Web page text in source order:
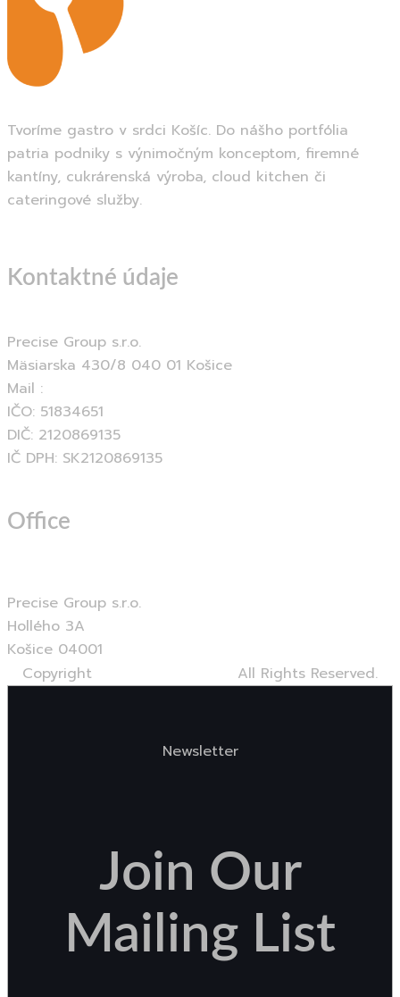
Tvoríme gastro v srdci Košíc. Do nášho portfólia
patria podniky s výnimočným konceptom, firemné
kantíny, cukrárenská výroba, cloud kitchen či
cateringové služby.
Kontaktné údaje
Precise Group s.r.o.
Mäsiarska 430/8 040 01 Košice
Mail :
IČO: 51834651
DIČ: 2120869135
IČ DPH: SK2120869135
Office
Precise Group s.r.o.
Hollého 3A
Košice 04001
Copyright
All Rights Reserved.
Newsletter
Join Our
Mailing List